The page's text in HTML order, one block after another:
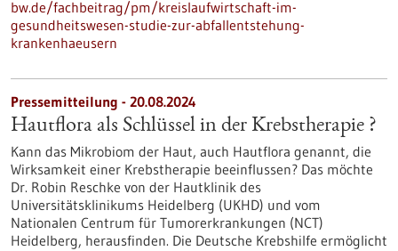
bw.de/fachbeitrag/pm/kreislaufwirtschaft-im-
gesundheitswesen-studie-zur-abfallentstehung-
krankenhaeusern
Pressemitteilung - 20.08.2024
Hautflora als Schlüssel in der Krebstherapie ?
Kann das Mikrobiom der Haut, auch Hautflora genannt, die
Wirksamkeit einer Krebstherapie beeinflussen? Das möchte
Dr. Robin Reschke von der Hautklinik des
Universitätsklinikums Heidelberg (UKHD) und vom
Nationalen Centrum für Tumorerkrankungen (NCT)
Heidelberg, herausfinden. Die Deutsche Krebshilfe ermöglicht